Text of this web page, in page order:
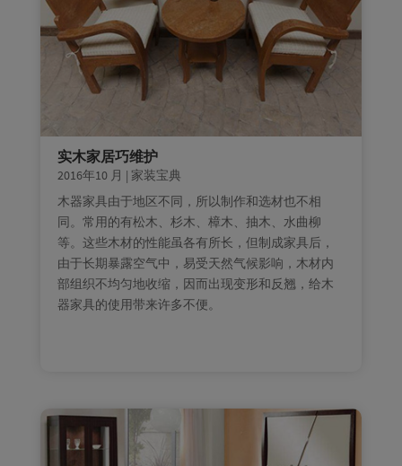
实木家居巧维护
2016年10 月 | 家装宝典
木器家具由于地区不同，所以制作和选材也不相
同。常用的有松木、杉木、樟木、抽木、水曲柳
等。这些木材的性能虽各有所长，但制成家具后，
由于长期暴露空气中，易受天然气候影响，木材内
部组织不均匀地收缩，因而出现变形和反翘，给木
器家具的使用带来许多不便。